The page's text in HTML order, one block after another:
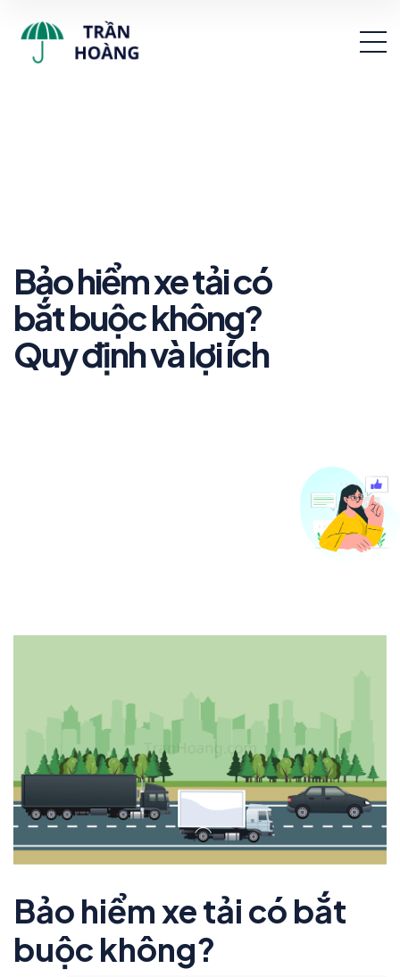
Bảo hiểm xe tải có
bắt buộc không?
Quy định và lợi ích
Bảo hiểm xe tải có bắt
buộc không?